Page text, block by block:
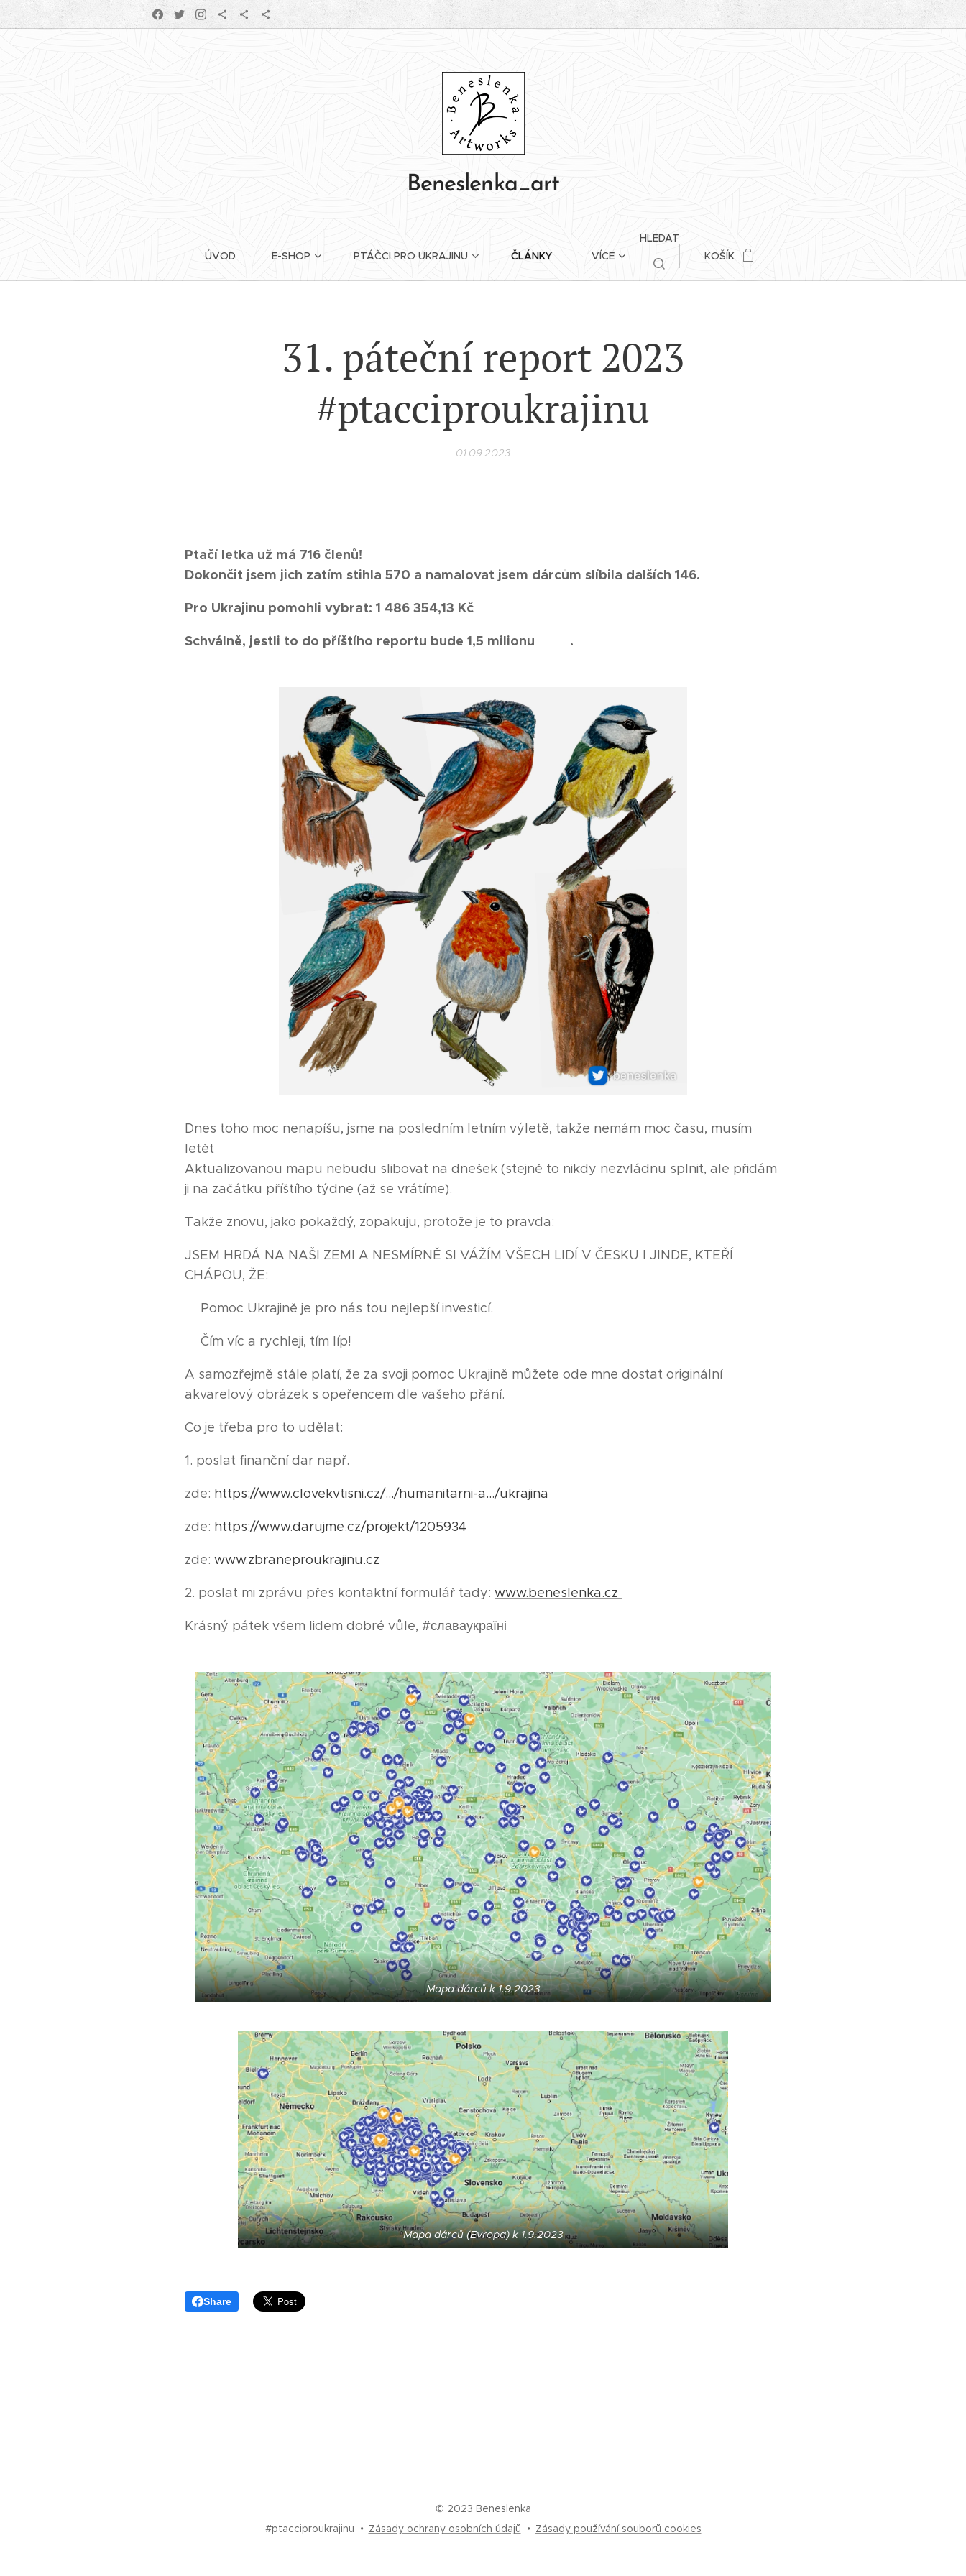
Beneslenka_art
ÚVOD E-SHOP PTÁČCI PRO UKRAJINU ČLÁNKY VÍCE
HLEDAT
KOŠÍK
31. páteční report 2023
#ptacciproukrajinu
01.09.2023
Ptačí letka už má 716 členů!
Dokončit jsem jich zatím stihla 570 a namalovat jsem dárcům slíbila dalších 146.
Pro Ukrajinu pomohli vybrat: 1 486 354,13 Kč
Schválně, jestli to do příštího reportu bude 1,5 milionu 🤗🙏.
Dnes toho moc nenapíšu, jsme na posledním letním výletě, takže nemám moc času, musím
letět 😁
Aktualizovanou mapu nebudu slibovat na dnešek (stejně to nikdy nezvládnu splnit, ale přidám
ji na začátku příštího týdne (až se vrátíme).
Takže znovu, jako pokaždý, zopakuju, protože je to pravda:
JSEM HRDÁ NA NAŠI ZEMI A NESMÍRNĚ SI VÁŽÍM VŠECH LIDÍ V ČESKU I JINDE, KTEŘÍ
CHÁPOU, ŽE:
💥Pomoc Ukrajině je pro nás tou nejlepší investicí.
💥Čím víc a rychleji, tím líp!
A samozřejmě stále platí, že za svoji pomoc Ukrajině můžete ode mne dostat originální
akvarelový obrázek s opeřencem dle vašeho přání.
Co je třeba pro to udělat:
1. poslat finanční dar např.
zde: https://www.clovekvtisni.cz/.../humanitarni-a.../ukrajina
zde: https://www.darujme.cz/projekt/1205934
zde: www.zbraneproukrajinu.cz
2. poslat mi zprávu přes kontaktní formulář tady: www.beneslenka.cz
Krásný pátek všem lidem dobré vůle, #славаукраїні
Mapa dárců k 1.9.2023
Mapa dárců (Evropa) k 1.9.2023
Share
© 2023 Beneslenka
#ptacciproukrajinu
Zásady ochrany osobních údajů Zásady používání souborů cookies